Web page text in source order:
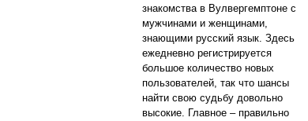
знакомства в Вулвергемптоне с
мужчинами и женщинами,
знающими русский язык. Здесь
ежедневно регистрируется
большое количество новых
пользователей, так что шансы
найти свою судьбу довольно
высокие. Главное – правильно